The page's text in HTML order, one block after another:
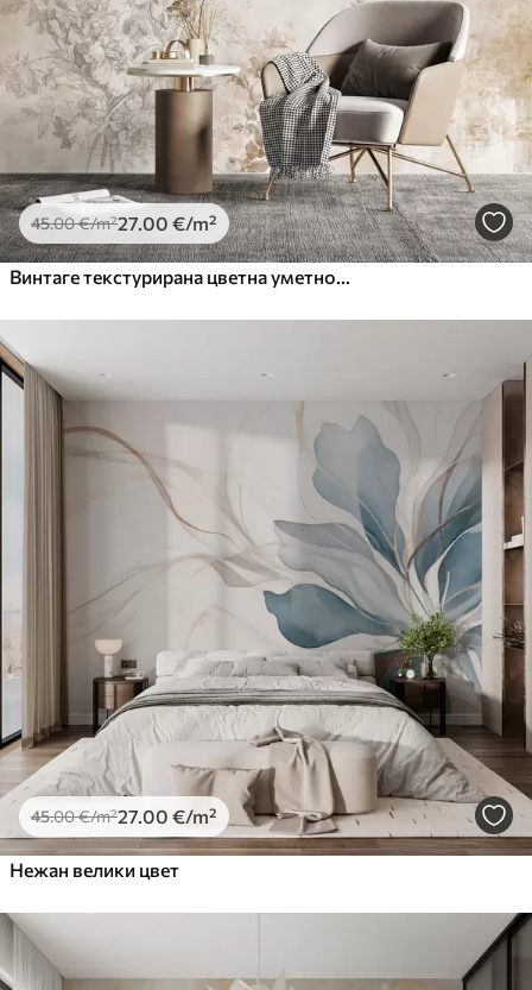
45.00€/m²27 .00 €/m²
45.00€/m²27 .00 €/m²
Нежан велики цвет